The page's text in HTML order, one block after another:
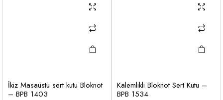
İkiz Masaüstü sert kutu Bloknot
– BPB 1403
Kalemlikli Bloknot Sert Kutu –
BPB 1534